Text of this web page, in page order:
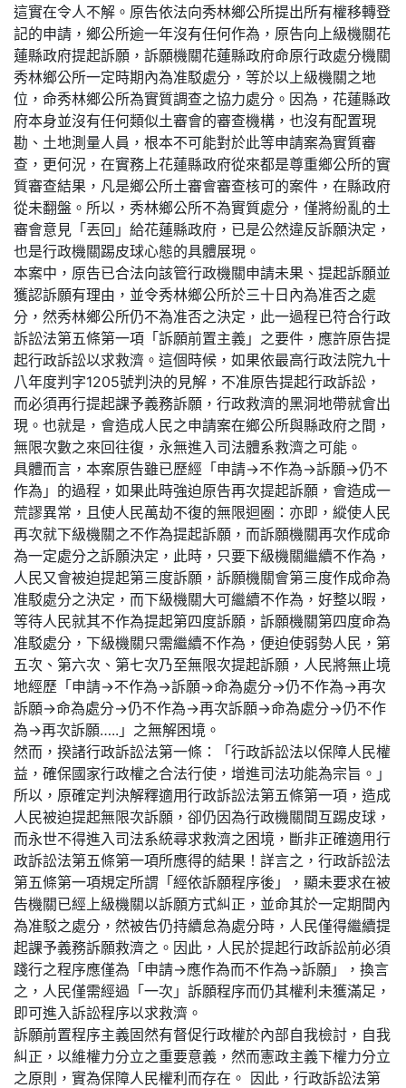
這實在令人不解。原告依法向秀林鄉公所提出所有權移轉登
記的申請，鄉公所逾一年沒有任何作為，原告向上級機關花
蓮縣政府提起訴願，訴願機關花蓮縣政府命原行政處分機關
秀林鄉公所一定時期內為准駁處分，等於以上級機關之地
位，命秀林鄉公所為實質調查之協力處分。因為，花蓮縣政
府本身並沒有任何類似土審會的審查機構，也沒有配置現
勘、土地測量人員，根本不可能對於此等申請案為實質審
查，更何況，在實務上花蓮縣政府從來都是尊重鄉公所的實
質審查結果，凡是鄉公所土審會審查核可的案件，在縣政府
從未翻盤。所以，秀林鄉公所不為實質處分，僅將紛亂的土
審會意見「丟回」給花蓮縣政府，已是公然違反訴願決定，
也是行政機關踢皮球心態的具體展現。
本案中，原告已合法向該管行政機關申請未果、提起訴願並
獲認訴願有理由，並令秀林鄉公所於三十日內為准否之處
分，然秀林鄉公所仍不為准否之決定，此一過程已符合行政
訴訟法第五條第一項「訴願前置主義」之要件，應許原告提
起行政訴訟以求救濟。這個時候，如果依最高行政法院九十
八年度判字1205號判決的見解，不准原告提起行政訴訟，
而必須再行提起課予義務訴願，行政救濟的黑洞地帶就會出
現。也就是，會造成人民之申請案在鄉公所與縣政府之間，
無限次數之來回往復，永無進入司法體系救濟之可能。
具體而言，本案原告雖已歷經「申請→不作為→訴願→仍不
作為」的過程，如果此時強迫原告再次提起訴願，會造成一
荒謬異常，且使人民萬劫不復的無限迴圈：亦即，縱使人民
再次就下級機關之不作為提起訴願，而訴願機關再次作成命
為一定處分之訴願決定，此時，只要下級機關繼續不作為，
人民又會被迫提起第三度訴願，訴願機關會第三度作成命為
准駁處分之決定，而下級機關大可繼續不作為，好整以暇，
等待人民就其不作為提起第四度訴願，訴願機關第四度命為
准駁處分，下級機關只需繼續不作為，便迫使弱勢人民，第
五次、第六次、第七次乃至無限次提起訴願，人民將無止境
地經歷「申請→不作為→訴願→命為處分→仍不作為→再次
訴願→命為處分→仍不作為→再次訴願→命為處分→仍不作
為→再次訴願…..」之無解困境。
然而，揆諸行政訴訟法第一條：「行政訴訟法以保障人民權
益，確保國家行政權之合法行使，增進司法功能為宗旨。」
所以，原確定判決解釋適用行政訴訟法第五條第一項，造成
人民被迫提起無限次訴願，卻仍因為行政機關間互踢皮球，
而永世不得進入司法系統尋求救濟之困境，斷非正確適用行
政訴訟法第五條第一項所應得的結果！詳言之，行政訴訟法
第五條第一項規定所謂「經依訴願程序後」，顯未要求在被
告機關已經上級機關以訴願方式糾正，並命其於一定期間內
為准駁之處分，然被告仍持續怠為處分時，人民僅得繼續提
起課予義務訴願救濟之。因此，人民於提起行政訴訟前必須
踐行之程序應僅為「申請→應作為而不作為→訴願」，換言
之，人民僅需經過「一次」訴願程序而仍其權利未獲滿足，
即可進入訴訟程序以求救濟。
訴願前置程序主義固然有督促行政權於內部自我檢討，自我
糾正，以維權力分立之重要意義，然而憲政主義下權力分立
之原則，實為保障人民權利而存在。 因此，行政訴訟法第